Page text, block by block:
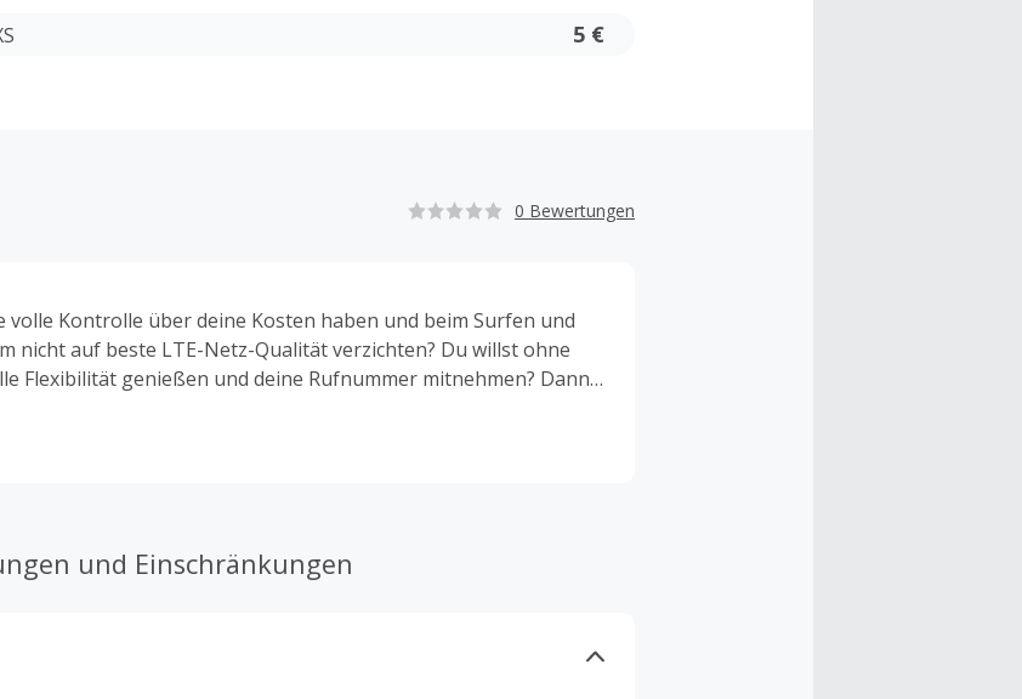
5 €
0 Bewertungen
volle Kontrolle über deine Kosten haben und beim Surfen und
nicht auf beste LTE-Netz-Qualität verzichten? Du willst ohne
Flexibilität genießen und deine Rufnummer mitnehmen? Dann
Karte oder die volle Tarif-Breitseite mit 4 GB EU-Surf-Flat – bei
und Einschränkungen